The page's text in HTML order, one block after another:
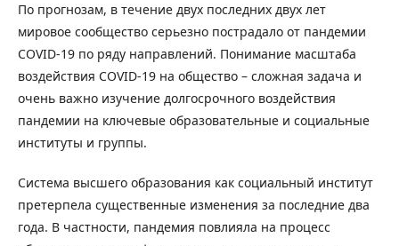
По прогнозам, в течение двух последних двух лет
мировое сообщество серьезно пострадало от пандемии
COVID-19 по ряду направлений. Понимание масштаба
воздействия COVID-19 на общество – сложная задача и
очень важно изучение долгосрочного воздействия
пандемии на ключевые образовательные и социальные
институты и группы.
Система высшего образования как социальный институт
претерпела существенные изменения за последние два
года. В частности, пандемия повлияла на процесс